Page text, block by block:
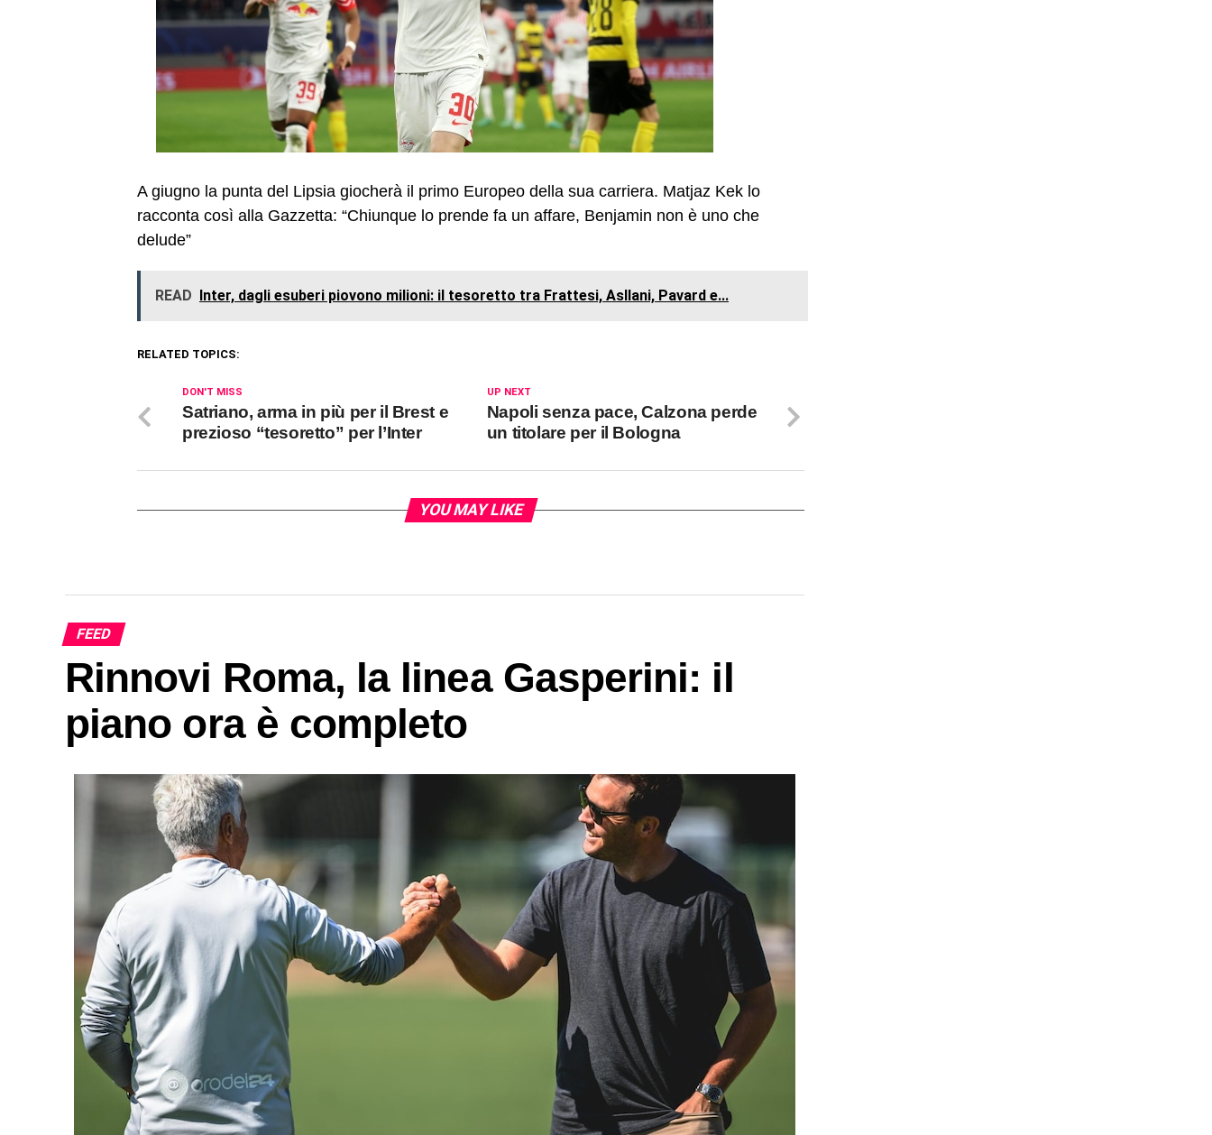
A giugno la punta del Lipsia giocherà il primo Europeo della sua carriera. Matjaz Kek lo
racconta così alla Gazzetta: “Chiunque lo prende fa un affare, Benjamin non è uno che
delude”
READ Inter, dagli esuberi piovono milioni: il tesoretto tra Frattesi, Asllani, Pavard e...
RELATED TOPICS:
UP NEXT
Napoli senza pace, Calzona perde
un titolare per il Bologna
DON'T MISS
Satriano, arma in più per il Brest e
prezioso “tesoretto” per l’Inter
YOU MAY LIKE
FEED
Rinnovi Roma, la linea Gasperini: il
piano ora è completo